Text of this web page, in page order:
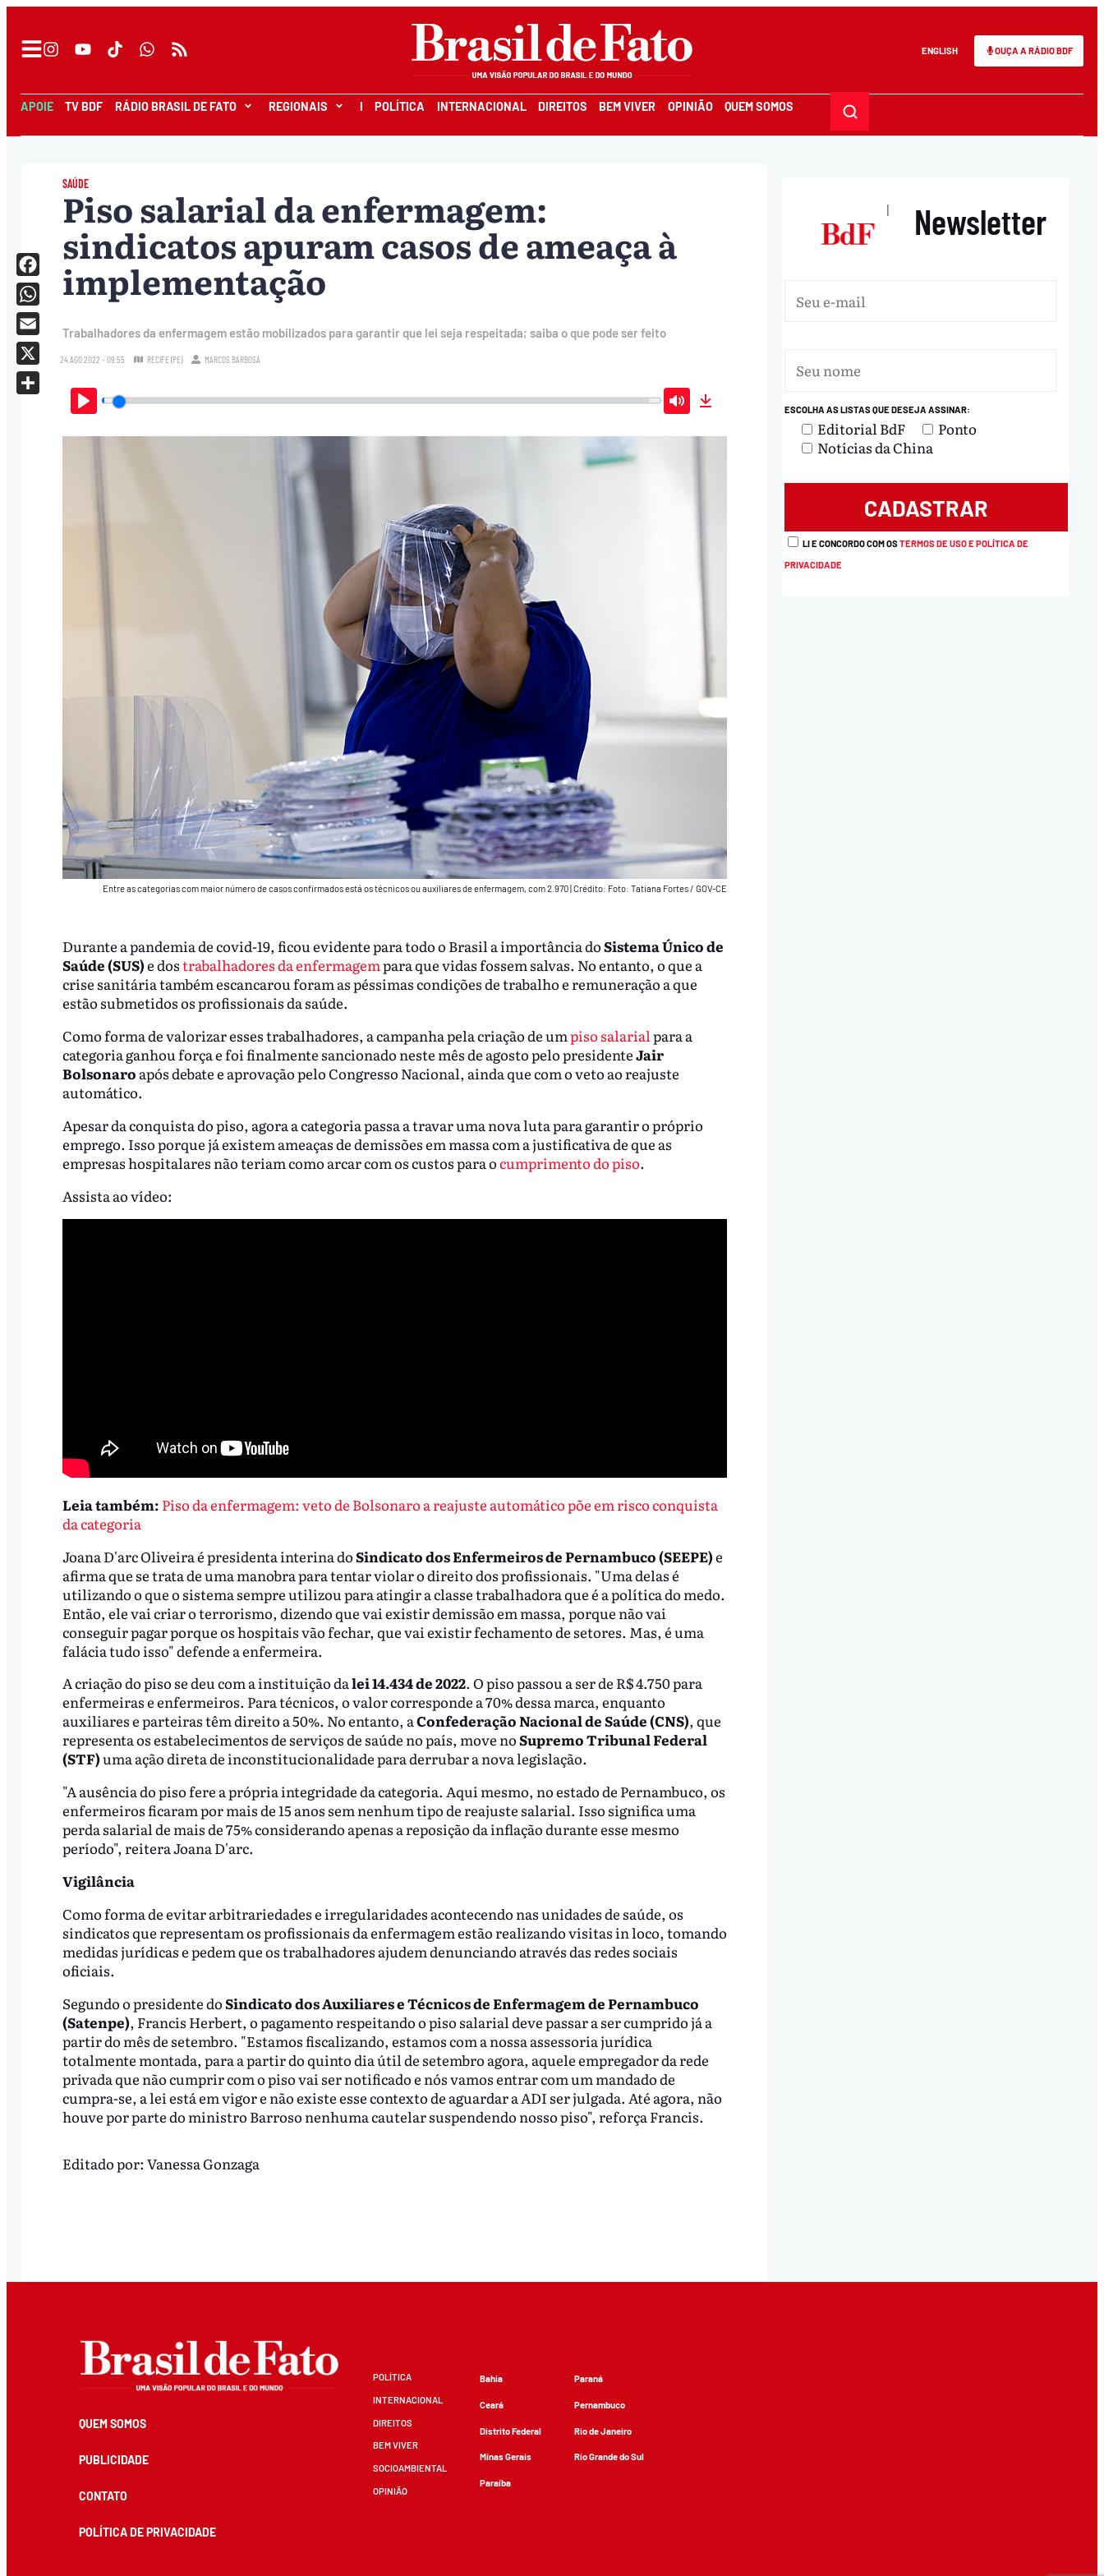
ENGLISH OUÇA A RÁDIO BDF
APOIE TV BDF RÁDIO BRASIL DE FATO REGIONAIS I POLÍTICA INTERNACIONAL DIREITOS BEM VIVER OPINIÃO QUEM SOMOS
SAÚDE
Piso salarial da enfermagem:
sindicatos apuram casos de ameaça à
implementação
Trabalhadores da enfermagem estão mobilizados para garantir que lei seja respeitada; saiba o que pode ser feito
24.AGO.2022 - 09:55 RECIFE (PE) MARCOS BARBOSA
Play Mute
Entre as categorias com maior número de casos confirmados está os técnicos ou auxiliares de enfermagem, com 2.970|Crédito: Foto: Tatiana Fortes / GOV-CE
Durante a pandemia de covid-19, ficou evidente para todo o Brasil a importância doSistema Único de
Saúde (SUS)e dostrabalhadores da enfermagempara que vidas fossem salvas. No entanto, o que a
crise sanitária também escancarou foram as péssimas condições de trabalho e remuneração a que
estão submetidos os profissionais da saúde.
Como forma de valorizar esses trabalhadores, a campanha pela criação de umpiso salarialpara a
categoria ganhou força e foi finalmente sancionado neste mês de agosto pelo presidenteJair
Bolsonaro após debate e aprovação pelo Congresso Nacional, ainda que com o veto ao reajuste
automático.
Apesar da conquista do piso, agora a categoria passa a travar uma nova luta para garantir o próprio
emprego. Isso porque já existem ameaças de demissões em massa com a justificativa de que as
empresas hospitalares não teriam como arcar com os custos para ocumprimento do piso.
Assista ao vídeo:
Leia também: Piso da enfermagem: veto de Bolsonaro a reajuste automático põe em risco conquista
da categoria
Joana D'arc Oliveira é presidenta interina doSindicato dos Enfermeiros de Pernambuco (SEEPE)e
afirma que se trata de uma manobra para tentar violar o direito dos profissionais. "Uma delas é
utilizando o que o sistema sempre utilizou para atingir a classe trabalhadora que é a política do medo.
Então, ele vai criar o terrorismo, dizendo que vai existir demissão em massa, porque não vai
conseguir pagar porque os hospitais vão fechar, que vai existir fechamento de setores. Mas, é uma
falácia tudo isso" defende a enfermeira.
A criação do piso se deu com a instituição dalei 14.434 de 2022. O piso passou a ser de R$ 4.750 para
enfermeiras e enfermeiros. Para técnicos, o valor corresponde a 70% dessa marca, enquanto
auxiliares e parteiras têm direito a 50%. No entanto, aConfederação Nacional de Saúde (CNS), que
representa os estabelecimentos de serviços de saúde no país, move noSupremo Tribunal Federal
(STF)uma ação direta de inconstitucionalidade para derrubar a nova legislação.
"A ausência do piso fere a própria integridade da categoria. Aqui mesmo, no estado de Pernambuco, os
enfermeiros ficaram por mais de 15 anos sem nenhum tipo de reajuste salarial. Isso significa uma
perda salarial de mais de 75% considerando apenas a reposição da inflação durante esse mesmo
período", reitera Joana D'arc.
Vigilância
Como forma de evitar arbitrariedades e irregularidades acontecendo nas unidades de saúde, os
sindicatos que representam os profissionais da enfermagem estão realizando visitas in loco, tomando
medidas jurídicas e pedem que os trabalhadores ajudem denunciando através das redes sociais
oficiais.
Segundo o presidente doSindicato dos Auxiliares e Técnicos de Enfermagem de Pernambuco
(Satenpe), Francis Herbert, o pagamento respeitando o piso salarial deve passar a ser cumprido já a
partir do mês de setembro. "Estamos fiscalizando, estamos com a nossa assessoria jurídica
totalmente montada, para a partir do quinto dia útil de setembro agora, aquele empregador da rede
privada que não cumprir com o piso vai ser notificado e nós vamos entrar com um mandado de
cumpra-se, a lei está em vigor e não existe esse contexto de aguardar a ADI ser julgada. Até agora, não
houve por parte do ministro Barroso nenhuma cautelar suspendendo nosso piso", reforça Francis.
Facebook
WhatsApp
Email
X
Editado por: Vanessa Gonzaga
| Newsletter
ESCOLHA AS LISTAS QUE DESEJA ASSINAR:
Editorial BdF
Ponto
Notícias da China
LI E CONCORDO COM OSTERMOS DE USO E POLÍTICA DE
PRIVACIDADE
QUEM SOMOS
PUBLICIDADE
CONTATO
POLÍTICA DE PRIVACIDADE
POLÍTICA
INTERNACIONAL
DIREITOS
BEM VIVER
SOCIOAMBIENTAL
OPINIÃO
Bahia
Ceará
Distrito Federal
Minas Gerais
Paraíba
Paraná
Pernambuco
Rio de Janeiro
Rio Grande do Sul